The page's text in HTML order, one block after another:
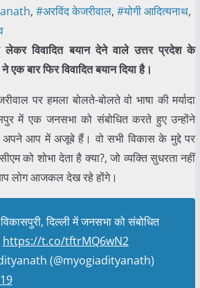
, #अरविंद केजरीवाल, #योगी आदित्यनाथ,
विवादित बयान देने वाले उत्तर प्रदेश के
एक बार फिर विवादित बयान दिया है।
पर हमला बोलते-बोलते वो भाषा की मर्यादा
में एक जनसभा को संबोधित करते हुए उन्होंने
अपने आप में अजूबे हैं। वो सभी विकास के मुद्दे पर
को शोभा देता है क्या?, जो व्यक्ति सुधरता नहीं
लोग आजकल देख रहे होंगे।
दिल्ली में जनसभा को संबोधित
https://t.co/tftrMQ6wN2
(@myogiadityanath)